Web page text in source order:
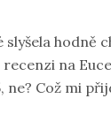
hodně
na
Což mi